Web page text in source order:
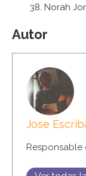
38. Norah
Autor
Jose
Responsable